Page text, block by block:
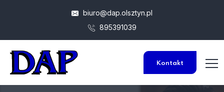
biuro@dap.olsztyn.pl
895391039
Kontakt